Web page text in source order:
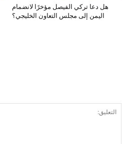
هل دعا تركي الفيصل مؤخرًا لانضمام
اليمن إلى مجلس التعاون الخليجي؟